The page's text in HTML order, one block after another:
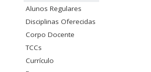
Alunos Regulares
Disciplinas Oferecidas
Corpo Docente
TCCs
Currículo